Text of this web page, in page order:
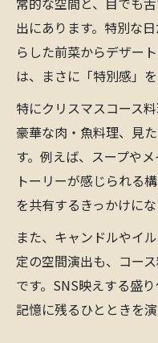
クリスマスデ
福な時間
雰囲気重視の
す方法
コース料理で
魅力とは
SNS映えする
解説
コース料理で叶
コース料理で
に彩る工夫
クリスマスに
出にあります。特別な
らした前菜からデザー
は、まさに「特別感」
特にクリスマスコース
豪華な肉・魚料理、見
す。例えば、スープや
トーリーが感じられる
を共有するきっかけにな
また、キャンドルやイ
定の空間演出も、コー
です。SNS映えする盛
記憶に残るひとときを